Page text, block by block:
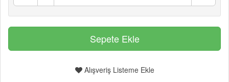
Alışveriş Listeme Ekle